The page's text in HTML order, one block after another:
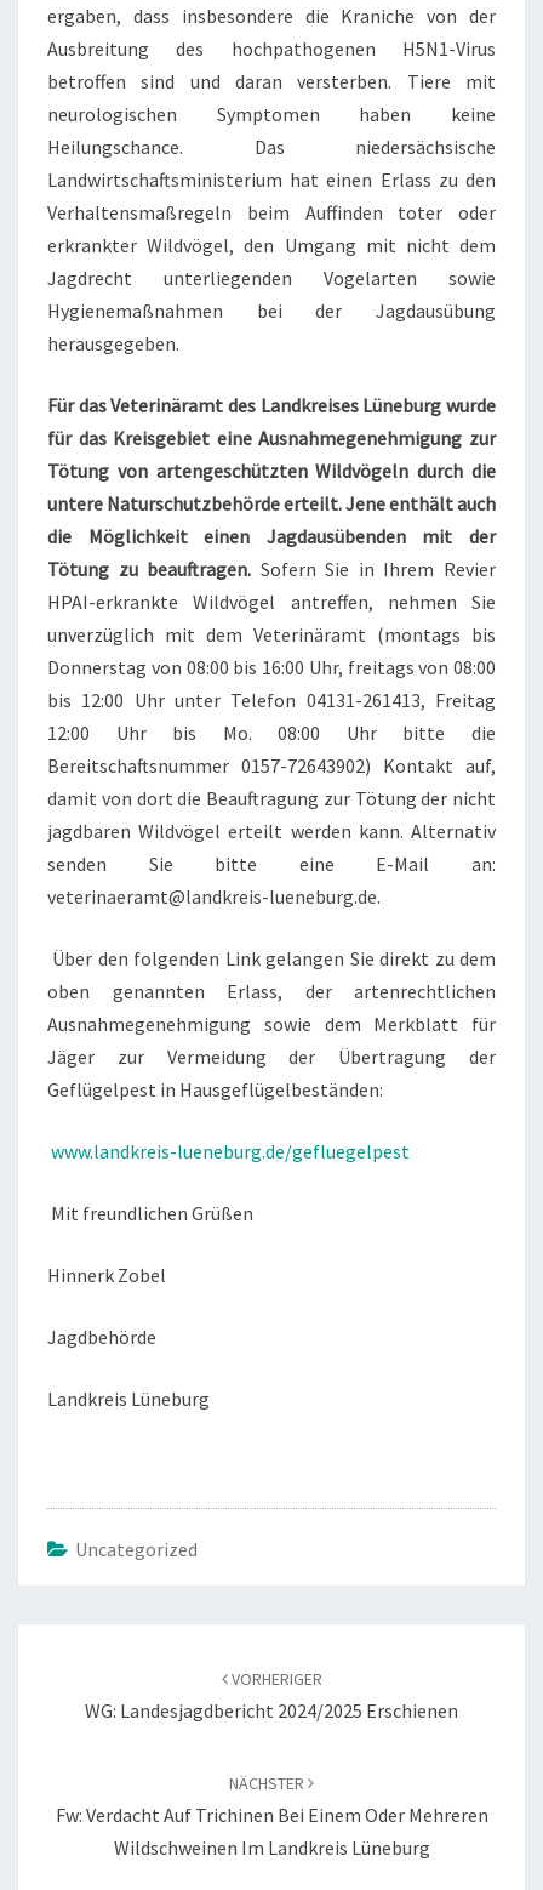
ergaben, dass insbesondere die Kraniche von der
Ausbreitung des hochpathogenen H5N1-Virus
betroffen sind und daran versterben. Tiere mit
neurologischen Symptomen haben keine
Heilungschance. Das niedersächsische
Landwirtschaftsministerium hat einen Erlass zu den
Verhaltensmaßregeln beim Auffinden toter oder
erkrankter Wildvögel, den Umgang mit nicht dem
Jagdrecht unterliegenden Vogelarten sowie
Hygienemaßnahmen bei der Jagdausübung
herausgegeben.
Für das Veterinäramt des Landkreises Lüneburg wurde
für das Kreisgebiet eine Ausnahmegenehmigung zur
Tötung von artengeschützten Wildvögeln durch die
untere Naturschutzbehörde erteilt. Jene enthält auch
die Möglichkeit einen Jagdausübenden mit der
Tötung zu beauftragen. Sofern Sie in Ihrem Revier
HPAI-erkrankte Wildvögel antreffen, nehmen Sie
unverzüglich mit dem Veterinäramt (montags bis
Donnerstag von 08:00 bis 16:00 Uhr, freitags von 08:00
bis 12:00 Uhr unter Telefon 04131-261413, Freitag
12:00 Uhr bis Mo. 08:00 Uhr bitte die
Bereitschaftsnummer 0157-72643902) Kontakt auf,
damit von dort die Beauftragung zur Tötung der nicht
jagdbaren Wildvögel erteilt werden kann. Alternativ
senden Sie bitte eine E-Mail an:
veterinaeramt@landkreis-lueneburg.de.
Über den folgenden Link gelangen Sie direkt zu dem
oben genannten Erlass, der artenrechtlichen
Ausnahmegenehmigung sowie dem Merkblatt für
Jäger zur Vermeidung der Übertragung der
Geflügelpest in Hausgeflügelbeständen:
www.landkreis-lueneburg.de/gefluegelpest
Mit freundlichen Grüßen
Hinnerk Zobel
Jagdbehörde
Landkreis Lüneburg
Uncategorized
VORHERIGER
WG: Landesjagdbericht 2024/2025 Erschienen
NÄCHSTER
Fw: Verdacht Auf Trichinen Bei Einem Oder Mehreren
Wildschweinen Im Landkreis Lüneburg